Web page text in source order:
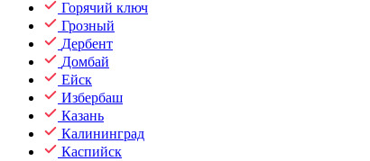
Горячий ключ
Грозный
Дербент
Домбай
Ейск
Избербаш
Казань
Калининград
Каспийск